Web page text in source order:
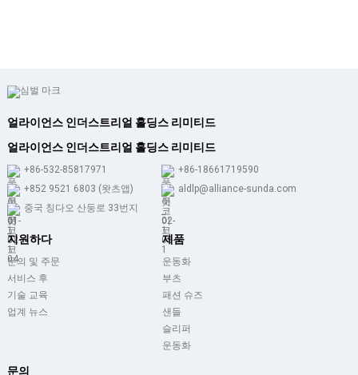
얼라이언스 인더스트리얼 홀딩스 리미티드
얼라이언스 인더스트리얼 홀딩스 리미티드
+86-532-85817971
+86-18661719590
+852 9521 6803 (왓츠앱)
aldlp@alliance-sunda.com
중국 칭다오 산둥로 33번지
지원하다
문의 및 주문
서비스 후
기술 교육
업계 뉴스
제품
운동화
부츠
패션 슈즈
샌들
슬리퍼
운동화
문의